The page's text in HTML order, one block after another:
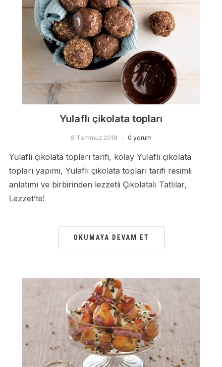
Yulaflı çikolata topları
8 Temmuz 2018 0 yorum
Yulaflı çikolata topları tarifi, kolay Yulaflı çikolata
topları yapımı, Yulaflı çikolata topları tarifi resimli
anlatımı ve birbirinden lezzetli Çikolatalı Tatlılar,
Lezzet’te!
OKUMAYA DEVAM ET